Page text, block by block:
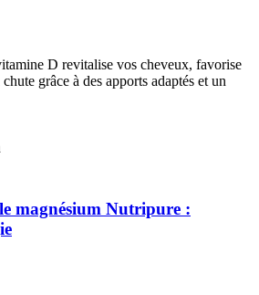
D revitalise vos cheveux, favorise
grâce à des apports adaptés et un
magnésium Nutripure :